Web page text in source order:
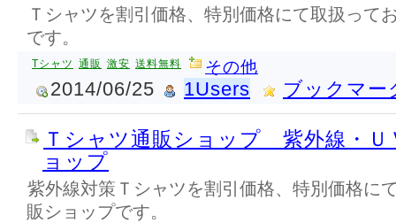
Ｔシャツを割引価格、特別価格にて取扱って
です。
Tシャツ 通販 激安 送料無料 その他
2014/06/25 1Users ブックマー
Ｔシャツ通販ショップ 紫外線・Ｕ
ョップ
紫外線対策Ｔシャツを割引価格、特別価格に
販ショップです。